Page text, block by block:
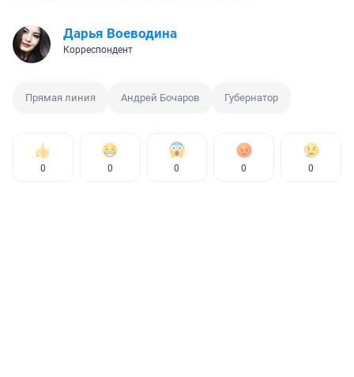
Дарья Воеводина
Корреспондент
Прямая линия Андрей Бочаров Губернатор
0 0 0 0 0